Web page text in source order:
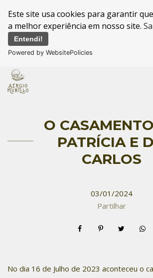
Este site usa cookies para garantir
a melhor experiência em nosso site.
Entendi!
Powered by WebsitePolicies
O
PATRÍCIA E
CARLOS
03/01/2024
Partilhar
No dia 16 de Julho de 2023 aconteceu o